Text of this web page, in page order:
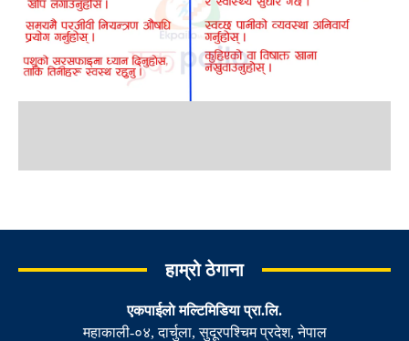
हाम्रो ठेगाना
एकपाईलाे मल्टिमिडिया प्रा.लि.
महाकाली-०४, दार्चुला, सुदूरपश्चिम प्रदेश, नेपाल